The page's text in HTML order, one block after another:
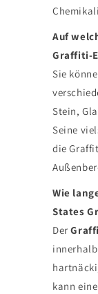
Auf
Graffiti-
Sie
Stein,
Seine
die
Wie
States
Der
kann